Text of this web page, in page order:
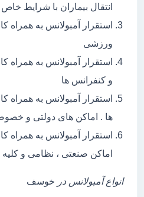
انتقال بیماران با شرایط خاص
استقرار آمبولانس به همراه
ورزشی
استقرار آمبولانس به همراه
و کنفرانس ها
استقرار آمبولانس به
ها . اماکن های دولتی و
استقرار آمبولانس به همراه
اماکن صنعتی ، نظامی و
انواع آمبولانس در خوسف